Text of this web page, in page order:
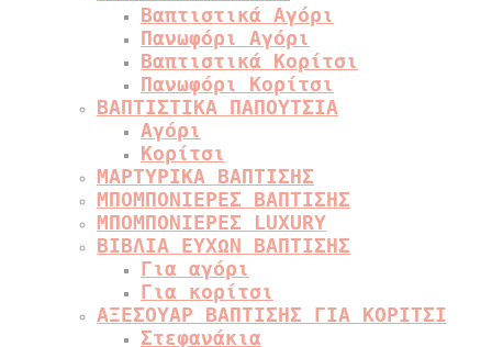
Βαπτιστικά Αγόρι
Πανωφόρι Αγόρι
Βαπτιστικά Κορίτσι
Πανωφόρι Κορίτσι
ΒΑΠΤΙΣΤΙΚΑ ΠΑΠΟΥΤΣΙΑ
Αγόρι
Κορίτσι
ΜΑΡΤΥΡΙΚΑ ΒΑΠΤΙΣΗΣ
ΜΠΟΜΠΟΝΙΕΡΕΣ ΒΑΠΤΙΣΗΣ
ΜΠΟΜΠΟΝΙΕΡΕΣ LUXURY
ΒΙΒΛΙΑ ΕΥΧΩΝ ΒΑΠΤΙΣΗΣ
Για αγόρι
Για κορίτσι
ΑΞΕΣΟΥΑΡ ΒΑΠΤΙΣΗΣ ΓΙΑ ΚΟΡΙΤΣΙ
Στεφανάκια